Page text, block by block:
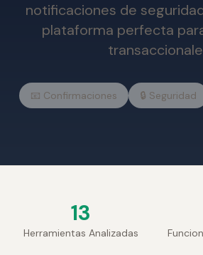
notificaciones de
plataforma perfecta
📧 Confirmaciones 🔒 Seguridad
13
Herramientas Analizadas